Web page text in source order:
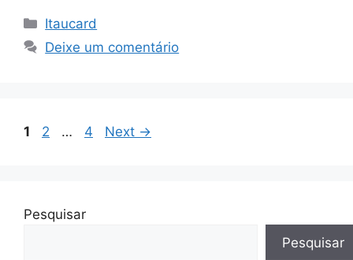
Categorias
Itaucard
Deixe um comentário
Page
1 Page
2 … Page
4 Next →
Pesquisar
Pesquisar